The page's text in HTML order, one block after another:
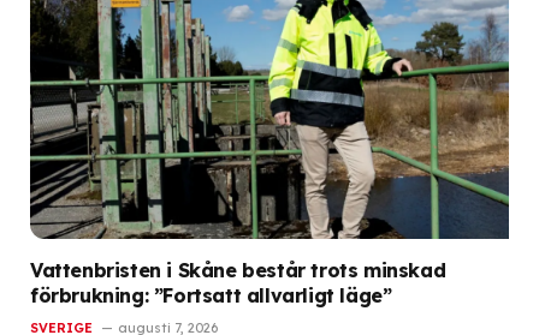
Vattenbristen i Skåne består trots minskad
förbrukning: ”Fortsatt allvarligt läge”
SVERIGE augusti 7, 2026